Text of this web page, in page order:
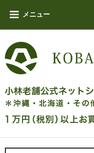
メニュー